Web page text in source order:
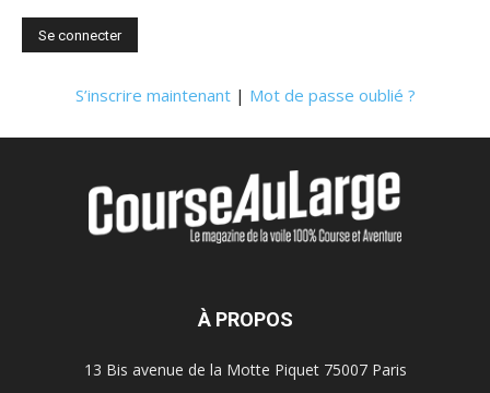
S’inscrire maintenant| Mot de passe oublié ?
À PROPOS
13 Bis avenue de la Motte Piquet 75007 Paris